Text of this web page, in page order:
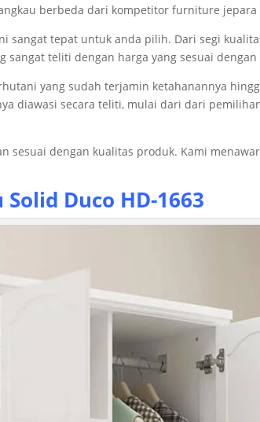
berbeda dari kompetitor furniture jepara
sangat tepat untuk anda pilih. Dari segi
teliti dengan harga yang sesuai
yang sudah terjamin ketahanannya
diawasi secara teliti, mulai dari dari
sesuai dengan kualitas produk. Kami
Solid Duco HD-1663